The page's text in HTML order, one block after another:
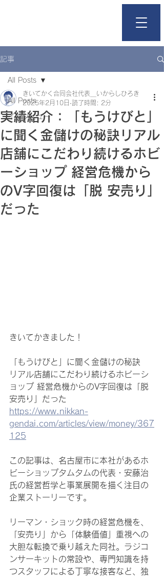
記事
All Posts
インタビュー
All Posts
実績紹介：「もうけびと」
に聞く金儲けの秘訣リアル
店舗にこだわり続けるホビ
ーショップ 経営危機から
のV字回復は「脱 安売り」
だった
きいてかく合同会社代表＿いからしひろき
2025年2月10日 読了時間: 2分
きいてかきました！
「もうけびと」に聞く金儲けの秘訣
リアル店舗にこだわり続けるホビーシ
ョップ 経営危機からのV字回復は「脱
安売り」だった
https://www.nikkan-
gendai.com/articles/view/money/367
125
この記事は、名古屋市に本社があるホ
ビーショップタムタムの代表・安藤治
氏の経営哲学と事業展開を描く注目の
企業ストーリーです。
リーマン・ショック時の経営危機を、
「安売り」から「体験価値」重視への
大胆な転換で乗り越えた同社。ラジコ
ンサーキットの常設や、専門知識を持
つスタッフによる丁寧な接客など、独